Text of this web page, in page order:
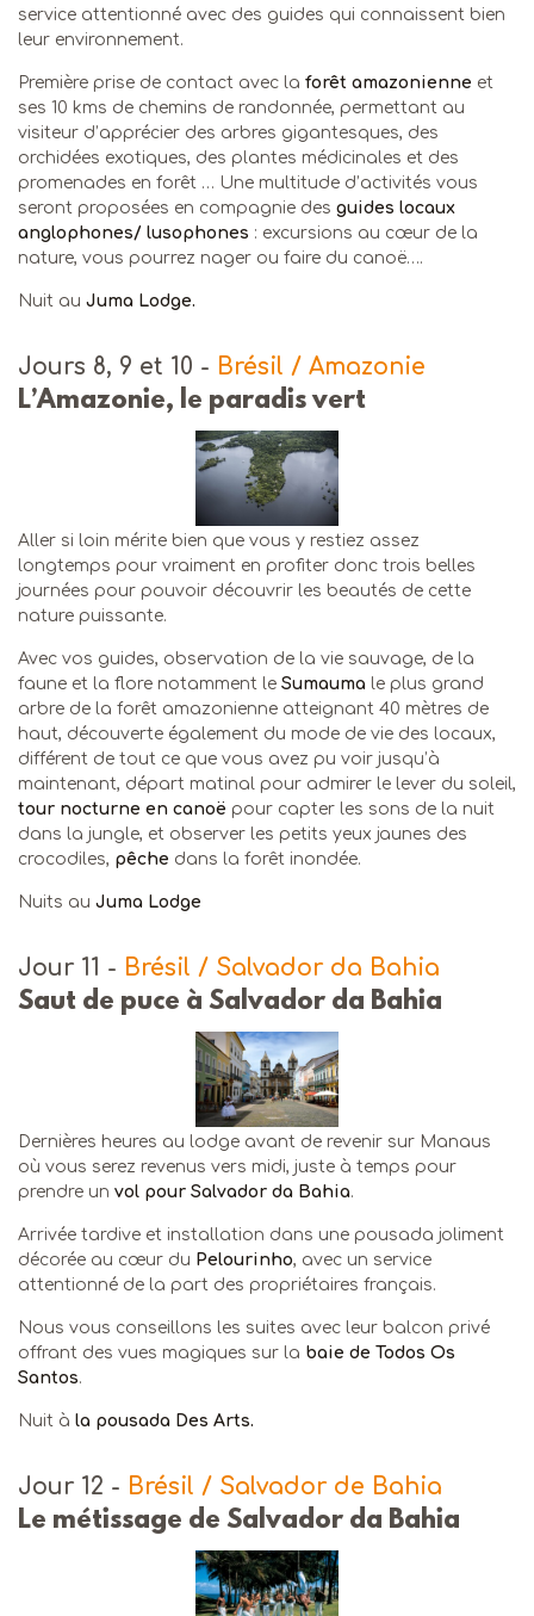
service attentionné avec des guides qui connaissent bien
leur environnement.
Première prise de contact avec la forêt amazonienne et
ses 10 kms de chemins de randonnée, permettant au
visiteur d’apprécier des arbres gigantesques, des
orchidées exotiques, des plantes médicinales et des
promenades en forêt … Une multitude d’activités vous
seront proposées en compagnie des guides locaux
anglophones/ lusophones : excursions au cœur de la
nature, vous pourrez nager ou faire du canoë….
Nuit au Juma Lodge.
Jours 8, 9 et 10 - Brésil / Amazonie
L’Amazonie, le paradis vert
Aller si loin mérite bien que vous y restiez assez
longtemps pour vraiment en profiter donc trois belles
journées pour pouvoir découvrir les beautés de cette
nature puissante.
Avec vos guides, observation de la vie sauvage, de la
faune et la flore notamment le Sumauma le plus grand
arbre de la forêt amazonienne atteignant 40 mètres de
haut, découverte également du mode de vie des locaux,
différent de tout ce que vous avez pu voir jusqu’à
maintenant, départ matinal pour admirer le lever du soleil,
tour nocturne en canoë pour capter les sons de la nuit
dans la jungle, et observer les petits yeux jaunes des
crocodiles, pêche dans la forêt inondée.
Nuits au Juma Lodge
Jour 11 - Brésil / Salvador da Bahia
Saut de puce à Salvador da Bahia
Dernières heures au lodge avant de revenir sur Manaus
où vous serez revenus vers midi, juste à temps pour
prendre un vol pour Salvador da Bahia.
Arrivée tardive et installation dans une pousada joliment
décorée au cœur du Pelourinho, avec un service
attentionné de la part des propriétaires français.
Nous vous conseillons les suites avec leur balcon privé
offrant des vues magiques sur la baie de Todos Os
Santos.
Nuit à la pousada Des Arts.
Jour 12 - Brésil / Salvador de Bahia
Le métissage de Salvador da Bahia